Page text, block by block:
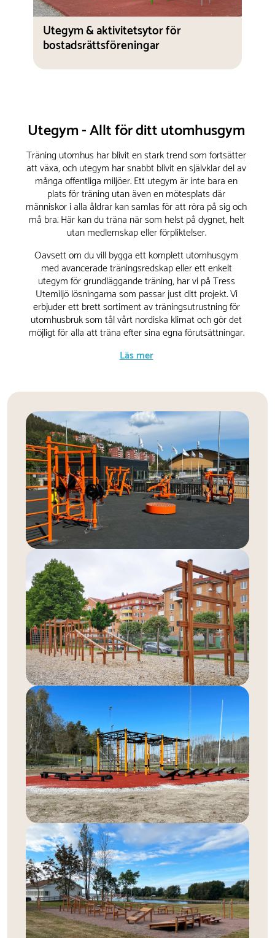
Utegym & aktivitetsytor för
bostadsrättsföreningar
Utegym - Allt för ditt utomhusgym
Träning utomhus har blivit en stark trend som fortsätter
att växa, och utegym har snabbt blivit en självklar del av
många offentliga miljöer. Ett utegym är inte bara en
plats för träning utan även en mötesplats där
människor i alla åldrar kan samlas för att röra på sig och
må bra. Här kan du träna när som helst på dygnet, helt
utan medlemskap eller förpliktelser.
Oavsett om du vill bygga ett komplett utomhusgym
med avancerade träningsredskap eller ett enkelt
utegym för grundläggande träning, har vi på Tress
Utemiljö lösningarna som passar just ditt projekt. Vi
erbjuder ett brett sortiment av träningsutrustning för
utomhusbruk som tål vårt nordiska klimat och gör det
möjligt för alla att träna efter sina egna förutsättningar.
Läs mer
ett utegym
Att träna utomhus ger både fysiska och mentala
hälsofördelar. Frisk luft, naturligt ljus och en
stimulerande miljö gör utegym till en fantastisk plats för
motion och rekreation. Ett utomhusgym kan vara en
naturlig samlingspunkt för både motionärer och
nybörjare som vill förbättra sin kondition, styrka och
rörlighet. Dessutom är det ett kostnadseffektivt sätt att
främja hälsa och välmående i samhället, då det är
öppet för alla och alltid tillgängligt.
Vårt sortiment av utegymutrustning
Vi på Tress Utemiljö är stolta över att kunna erbjuda
marknadens bredaste sortiment av utegymutrustning
för både privat och offentlig användning. Här hittar du
allt från enkla träningsredskap som dipsräcken och pull-
up-stationer till kompletta utegym med maskiner och
fria vikter. Vår utrustning är robust och hållbar, tillverkad
för att tåla tuffa väderförhållanden året om.
Träningsredskap för utegym
Välj mellan ett stort utbud av träningsredskap som är
speciellt anpassade för utomhusbruk. Vi har
träningsredskap i både stål och trä, så att du kan skapa
ett utegym som passar perfekt in i din utemiljö. Alla våra
produkter är tillverkade med fokus på säkerhet och
hållbarhet, och de är anpassade för både nybörjare och
erfarna träningsentusiaster.
Utegym i stål eller trä
Våra utegym finns i flera olika materialval. För en
modern och stilren look rekommenderar vi våra utegym
i stål, som är både tåliga och underhållsfria. Om du
föredrar ett mer naturligt utseende kan du välja våra
utegym i trä, som smälter in fint i parkområden och
naturområden. Oavsett vilket material du väljer, är våra
utegym utformade för att stå emot väder och vind och
erbjuder en säker och effektiv träningsmiljö.